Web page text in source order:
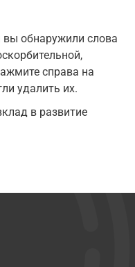
обнаружили слова
справа на
удалить их.
в развитие